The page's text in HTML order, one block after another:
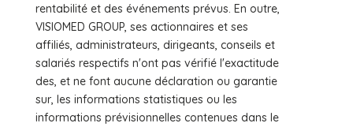
rentabilité et des événements prévus. En outre,
VISIOMED GROUP, ses actionnaires et ses
affiliés, administrateurs, dirigeants, conseils et
salariés respectifs n'ont pas vérifié l'exactitude
des, et ne font aucune déclaration ou garantie
sur, les informations statistiques ou les
informations prévisionnelles contenues dans le